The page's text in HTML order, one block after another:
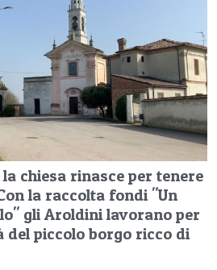
chiesa rinasce per tenere
la raccolta fondi "Un
gli Aroldini lavorano per
piccolo borgo ricco di